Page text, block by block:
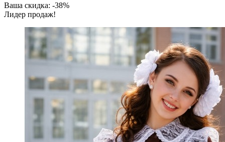
Ваша скидка: -38%
Лидер продаж!